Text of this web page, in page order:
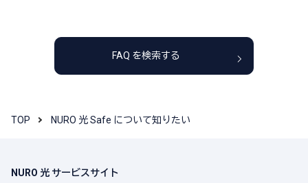
FAQ を検索する
TOP NURO 光 Safe について知りたい
NURO 光 サービスサイト